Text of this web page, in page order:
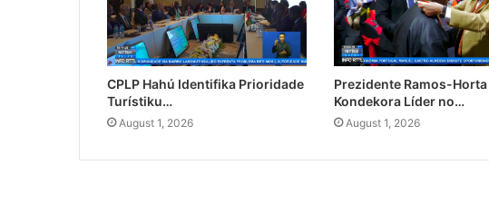
CPLP Hahú Identifika Prioridade
Turístiku…
August 1, 2026
Prezidente Ramos-Horta
Kondekora Líder no…
August 1, 2026